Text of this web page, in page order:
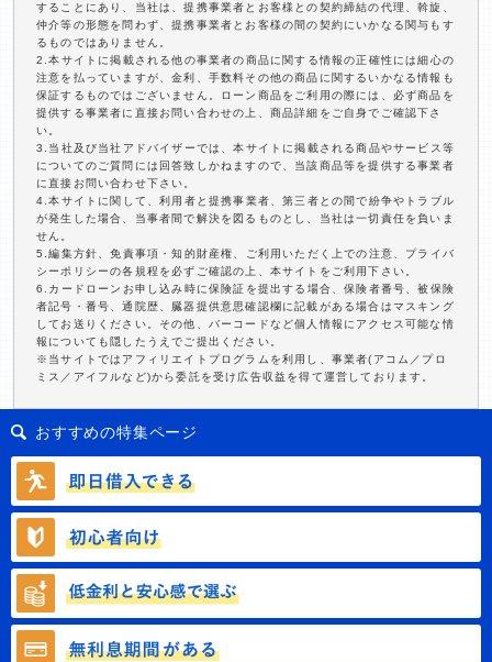
することにあり、当社は、提携事業者とお客様との契約締結の代理、斡旋、
仲介等の形態を問わず、提携事業者とお客様の間の契約にいかなる関与もす
るものではありません。
2.本サイトに掲載される他の事業者の商品に関する情報の正確性には細心の
注意を払っていますが、金利、手数料その他の商品に関するいかなる情報も
保証するものではございません。ローン商品をご利用の際には、必ず商品を
提供する事業者に直接お問い合わせの上、商品詳細をご自身でご確認下さ
い。
3.当社及び当社アドバイザーでは、本サイトに掲載される商品やサービス等
についてのご質問には回答致しかねますので、当該商品等を提供する事業者
に直接お問い合わせ下さい。
4.本サイトに関して、利用者と提携事業者、第三者との間で紛争やトラブル
が発生した場合、当事者間で解決を図るものとし、当社は一切責任を負いま
せん。
5.編集方針、免責事項・知的財産権、ご利用いただく上での注意、プライバ
シーポリシーの各規程を必ずご確認の上、本サイトをご利用下さい。
6.カードローンお申し込み時に保険証を提出する場合、保険者番号、被保険
者記号・番号、通院歴、臓器提供意思確認欄に記載がある場合はマスキング
してお送りください。その他、バーコードなど個人情報にアクセス可能な情
報についても隠したうえでご提出ください。
※当サイトではアフィリエイトプログラムを利用し、事業者(アコム／プロ
ミス／アイフルなど)から委託を受け広告収益を得て運営しております。
おすすめの特集ページ